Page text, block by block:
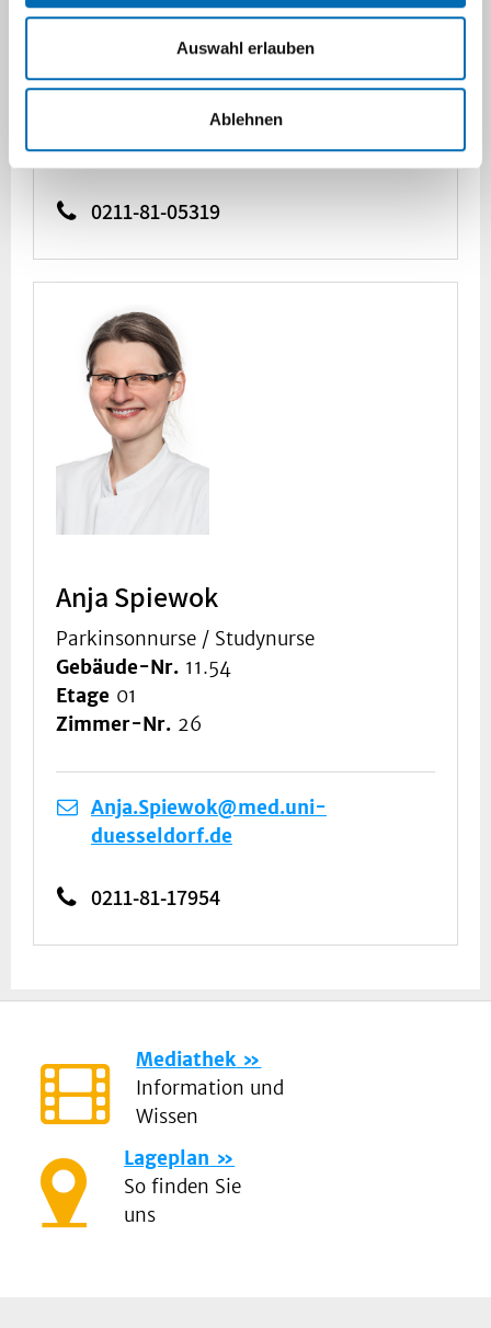
Auswahl erlauben
Ablehnen
Etage01
24
Sabine.Seggewiss@med.uni-
duesseldorf.de
0211-81-05319
Anja Spiewok
Parkinsonnurse / Studynurse
Gebäude-Nr. 11.54
Etage 01
Zimmer-Nr. 26
Anja.Spiewok@med.uni-
duesseldorf.de
0211-81-17954
Mediathek
Information und
Wissen
Lageplan
So finden Sie
uns